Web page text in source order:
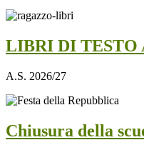
LIBRI DI TESTO
A.S. 2026/27
Chiusura della